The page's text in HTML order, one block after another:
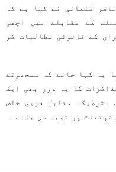
کنعانی نے کہا ہے کہ
کے مقابلے میں اچھی
کے قانونی مطالبات کو
یہ کہا جائے کہ سمجھوتے
کا یہ دور بھی ایک
بشرطیکہ مقابل فریق خاص
پر توجہ دی جائے۔